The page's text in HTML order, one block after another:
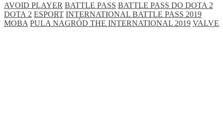
AVOID PLAYER BATTLE PASS BATTLE PASS DO DOTA 2
DOTA 2 ESPORT INTERNATIONAL BATTLE PASS 2019
MOBA PULA NAGRÓD THE INTERNATIONAL 2019 VALVE